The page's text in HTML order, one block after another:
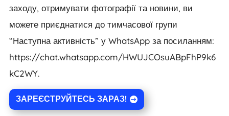
заходу, отримувати фотографії та новини, ви
можете приєднатися до тимчасової групи
“Наступна активність” у WhatsApp за посиланням:
https://chat.whatsapp.com/HWUJCOsuABpFhP9k6
kC2WY.
ЗАРЕЄСТРУЙТЕСЬ ЗАРАЗ!